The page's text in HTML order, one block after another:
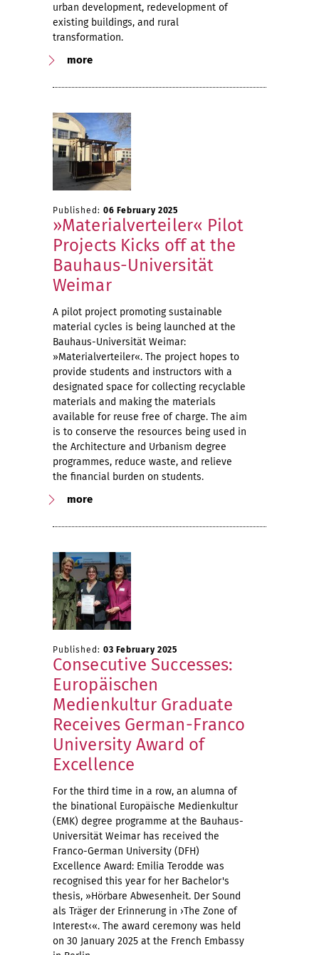
urban development, redevelopment of
existing buildings, and rural
transformation.
more
Published: 06 February 2025
»Materialverteiler« Pilot
Projects Kicks off at the
Bauhaus-Universität
Weimar
A pilot project promoting sustainable
material cycles is being launched at the
Bauhaus-Universität Weimar:
»Materialverteiler«. The project hopes to
provide students and instructors with a
designated space for collecting recyclable
materials and making the materials
available for reuse free of charge. The aim
is to conserve the resources being used in
the Architecture and Urbanism degree
programmes, reduce waste, and relieve
the financial burden on students.
more
Published: 03 February 2025
Consecutive Successes:
Europäischen
Medienkultur Graduate
Receives German-Franco
University Award of
Excellence
For the third time in a row, an alumna of
the binational Europäische Medienkultur
(EMK) degree programme at the Bauhaus-
Universität Weimar has received the
Franco-German University (DFH)
Excellence Award: Emilia Terodde was
recognised this year for her Bachelor's
thesis, »Hörbare Abwesenheit. Der Sound
als Träger der Erinnerung in ›The Zone of
Interest‹«. The award ceremony was held
on 30 January 2025 at the French Embassy